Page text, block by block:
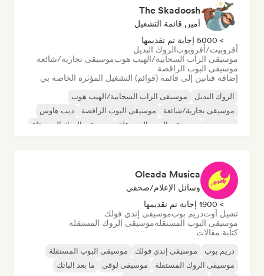
The Skadoosh
أمين قائمة التشغيل
> 5000 إجابة تم تقديمها
أفروبيت/أفروبوبالروك البديل
موسيقى الراب السحابية/الهيب هوبموسيقى تجارية/شائعة
موسيقى البوب الراقصة
إضافة فنانين إلى قائمة (قوائم) التشغيل المؤثرة الخاصة بي
الروك البديل
موسيقى الراب السحابية/الهيب هوب
موسيقى تجارية/شائعة
موسيقى البوب الراقصة
ديب هاوس
موسيقى البوب المستقلة موسيقى الروك المستقلة
Oleada Musica
وسائل الإعلام/صحفي
> 1900 إجابة تم تقديمها
تشيل آوتدريم بوبموسيقى إندي فولك
موسيقى البوب المستقلةموسيقى الروك المستقلة
كتابة مقالات
دريم بوب موسيقى إندي فولك
موسيقى البوب المستقلة
موسيقى الروك المستقلة
موسيقى لوفي
ما بعد البانك